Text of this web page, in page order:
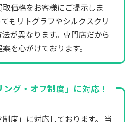
価格をお客様にご提示しま
もリトグラフやシルクスクリ
が異なります。専門店だから
を心がけております。
ング・オフ制度」に対応！
制度」に対応しております。 当